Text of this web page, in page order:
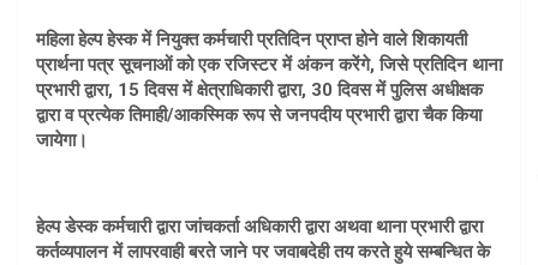
महिला हेल्प हेस्क में नियुक्त कर्मचारी प्रतिदिन प्राप्त होने वाले शिकायती
प्रार्थना पत्र सूचनाओं को एक रजिस्टर में अंकन करेंगे, जिसे प्रतिदिन थाना
प्रभारी द्वारा, 15 दिवस में क्षेत्राधिकारी द्वारा, 30 दिवस में पुलिस अधीक्षक
द्वारा व प्रत्येक तिमाही/आकस्मिक रूप से जनपदीय प्रभारी द्वारा चैक किया
जायेगा।
हेल्प डेस्क कर्मचारी द्वारा जांचकर्ता अधिकारी द्वारा अथवा थाना प्रभारी द्वारा
कर्तव्यपालन में लापरवाही बरते जाने पर जवाबदेही तय करते हुये सम्बन्धित के